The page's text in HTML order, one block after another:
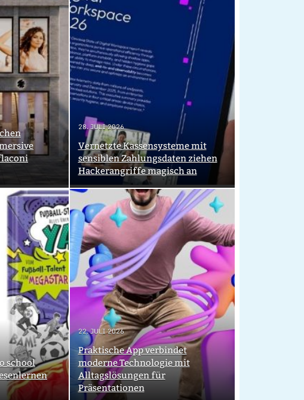
28. JULI 2026
Vernetzte Kassensysteme mit
sensiblen Zahlungsdaten ziehen
Hackerangriffe magisch an
school
22. JULI 2026
Praktische App verbindet
moderne Technologie mit
Alltagslösungen für
Präsentationen